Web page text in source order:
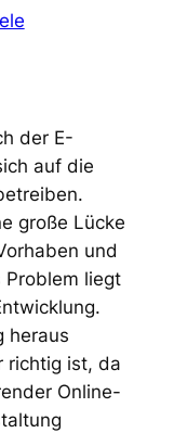
der E-
auf die
große Lücke
und
liegt
heraus
richtig ist, da
Online-